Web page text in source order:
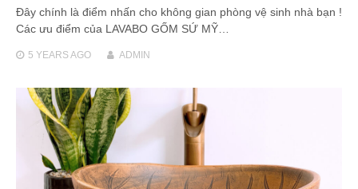
Đây chính là điểm nhấn cho không gian phòng vệ sinh nhà bạn !
Các ưu điểm của LAVABO GỐM SỨ MỸ…
5 YEARSAGO ADMIN